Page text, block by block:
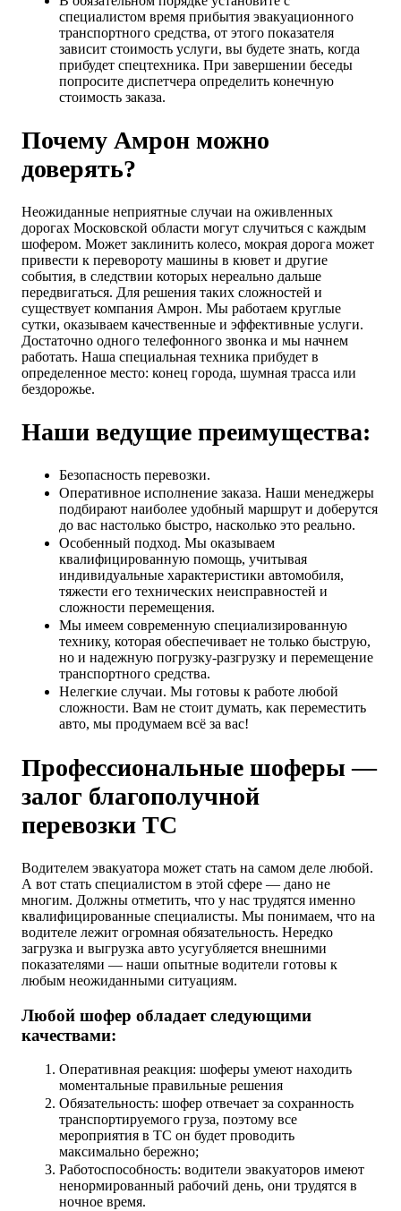
специалистом время прибытия эвакуационного
транспортного средства, от этого показателя
зависит стоимость услуги, вы будете знать, когда
прибудет спецтехника. При завершении беседы
попросите диспетчера определить конечную
стоимость заказа.
Почему Амрон можно
доверять?
Неожиданные неприятные случаи на оживленных
дорогах Московской области могут случиться с каждым
шофером. Может заклинить колесо, мокрая дорога может
привести к перевороту машины в кювет и другие
события, в следствии которых нереально дальше
передвигаться. Для решения таких сложностей и
существует компания Амрон. Мы работаем круглые
сутки, оказываем качественные и эффективные услуги.
Достаточно одного телефонного звонка и мы начнем
работать. Наша специальная техника прибудет в
определенное место: конец города, шумная трасса или
бездорожье.
Наши ведущие преимущества:
Безопасность перевозки.
Оперативное исполнение заказа. Наши менеджеры
подбирают наиболее удобный маршрут и доберутся
до вас настолько быстро, насколько это реально.
Особенный подход. Мы оказываем
квалифицированную помощь, учитывая
индивидуальные характеристики автомобиля,
тяжести его технических неисправностей и
сложности перемещения.
Мы имеем современную специализированную
технику, которая обеспечивает не только быструю,
но и надежную погрузку-разгрузку и перемещение
транспортного средства.
Нелегкие случаи. Мы готовы к работе любой
сложности. Вам не стоит думать, как переместить
авто, мы продумаем всё за вас!
Профессиональные шоферы —
залог благополучной
перевозки ТС
Водителем эвакуатора может стать на самом деле любой.
А вот стать специалистом в этой сфере — дано не
многим. Должны отметить, что у нас трудятся именно
квалифицированные специалисты. Мы понимаем, что на
водителе лежит огромная обязательность. Нередко
загрузка и выгрузка авто усугубляется внешними
показателями — наши опытные водители готовы к
любым неожиданными ситуациям.
Любой шофер обладает следующими
качествами:
Оперативная реакция: шоферы умеют находить
моментальные правильные решения
Обязательность: шофер отвечает за сохранность
транспортируемого груза, поэтому все
мероприятия в ТС он будет проводить
максимально бережно;
Работоспособность: водители эвакуаторов имеют
ненормированный рабочий день, они трудятся в
ночное время.